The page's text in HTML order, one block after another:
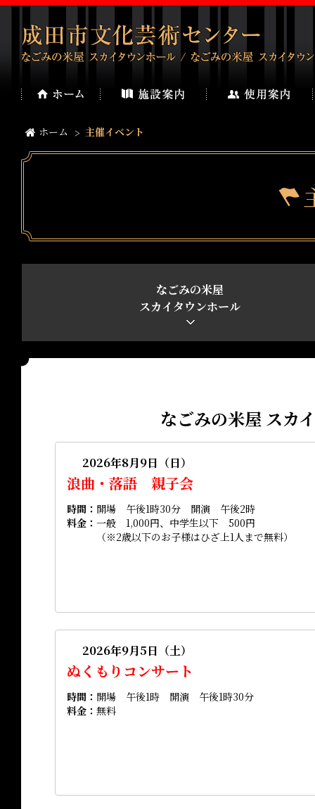
ホーム 主催イベント
なごみの米屋
スカイタウンホール
なごみの米屋 スカ
2026年8月9日（日）
浪曲・落語 親子会
時間
開場 午後1時30分 開演 午後2時
料金
一般 1,000円、中学生以下 500円
（※2歳以下のお子様はひざ上1人まで無料）
2026年9月5日（土）
ぬくもりコンサート
時間
開場 午後1時 開演 午後1時30分
料金
無料